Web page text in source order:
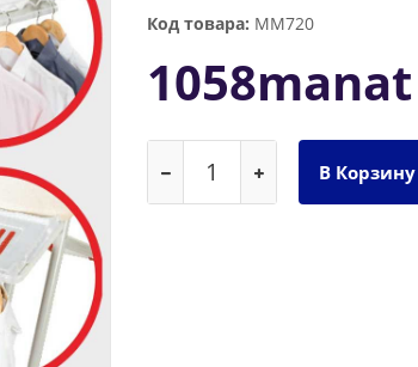
Код товара: MM720
1058manat